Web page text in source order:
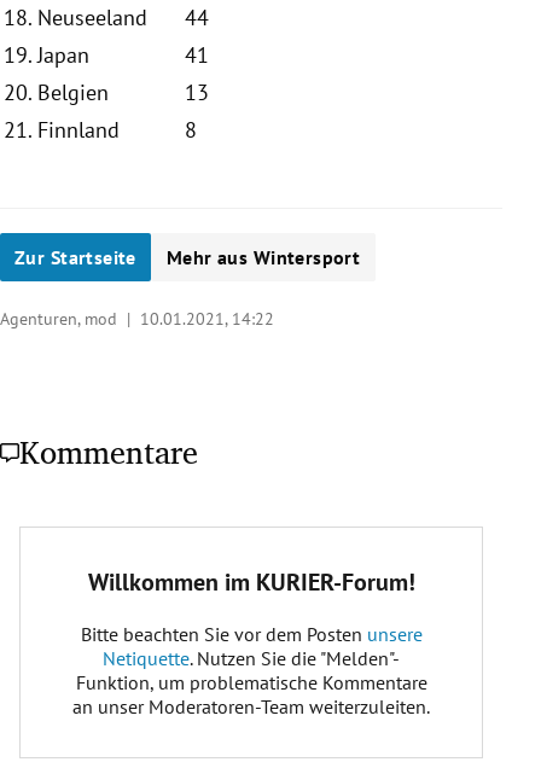
18. Neuseeland
44
19. Japan
41
20. Belgien
13
21. Finnland 8
Zur Startseite Mehr aus Wintersport
Agenturen, mod | 10.01.2021, 14:22
Kommentare